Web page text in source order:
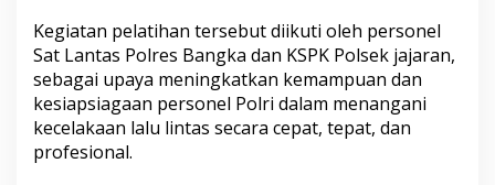
Kegiatan pelatihan tersebut diikuti oleh personel
Sat Lantas Polres Bangka dan KSPK Polsek jajaran,
sebagai upaya meningkatkan kemampuan dan
kesiapsiagaan personel Polri dalam menangani
kecelakaan lalu lintas secara cepat, tepat, dan
profesional.